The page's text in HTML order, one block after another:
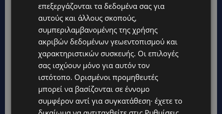
«ENOLA GAY»: Το τραγούδι που κράτησε
επεξεργάζονται τα δεδομένα σας για
αυτούς και άλλους σκοπούς,
συμπεριλαμβανομένης της χρήσης
ακριβών δεδομένων γεωεντοπισμού και
χαρακτηριστικών συσκευής. Οι επιλογές
σας ισχύουν μόνο για αυτόν τον
ιστότοπο. Ορισμένοι προμηθευτές
μπορεί να βασίζονται σε έννομο
συμφέρον αντί για συγκατάθεση· έχετε το